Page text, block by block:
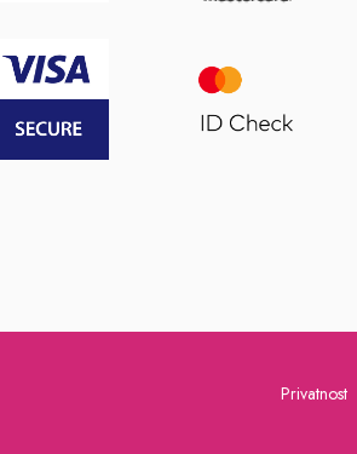
Privatnost